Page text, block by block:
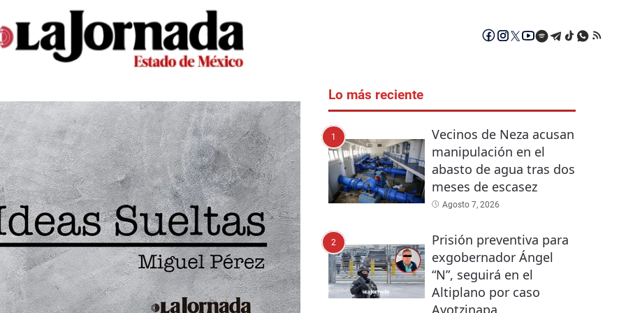
Lo más reciente
1
Vecinos de Neza acusan
manipulación en el
abasto de agua tras dos
meses de escasez
Agosto 7, 2026
2
Prisión preventiva para
exgobernador Ángel
“N”, seguirá en el
Altiplano por caso
Ayotzinapa